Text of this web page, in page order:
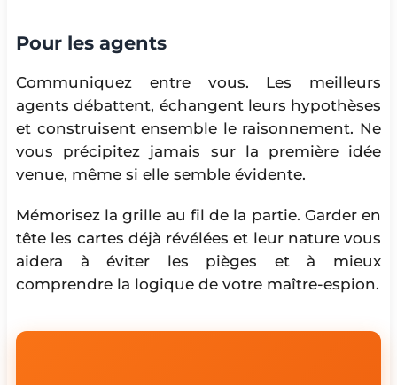
Pour les agents
Communiquez entre vous. Les meilleurs
agents débattent, échangent leurs hypothèses
et construisent ensemble le raisonnement. Ne
vous précipitez jamais sur la première idée
venue, même si elle semble évidente.
Mémorisez la grille au fil de la partie. Garder en
tête les cartes déjà révélées et leur nature vous
aidera à éviter les pièges et à mieux
comprendre la logique de votre maître-espion.